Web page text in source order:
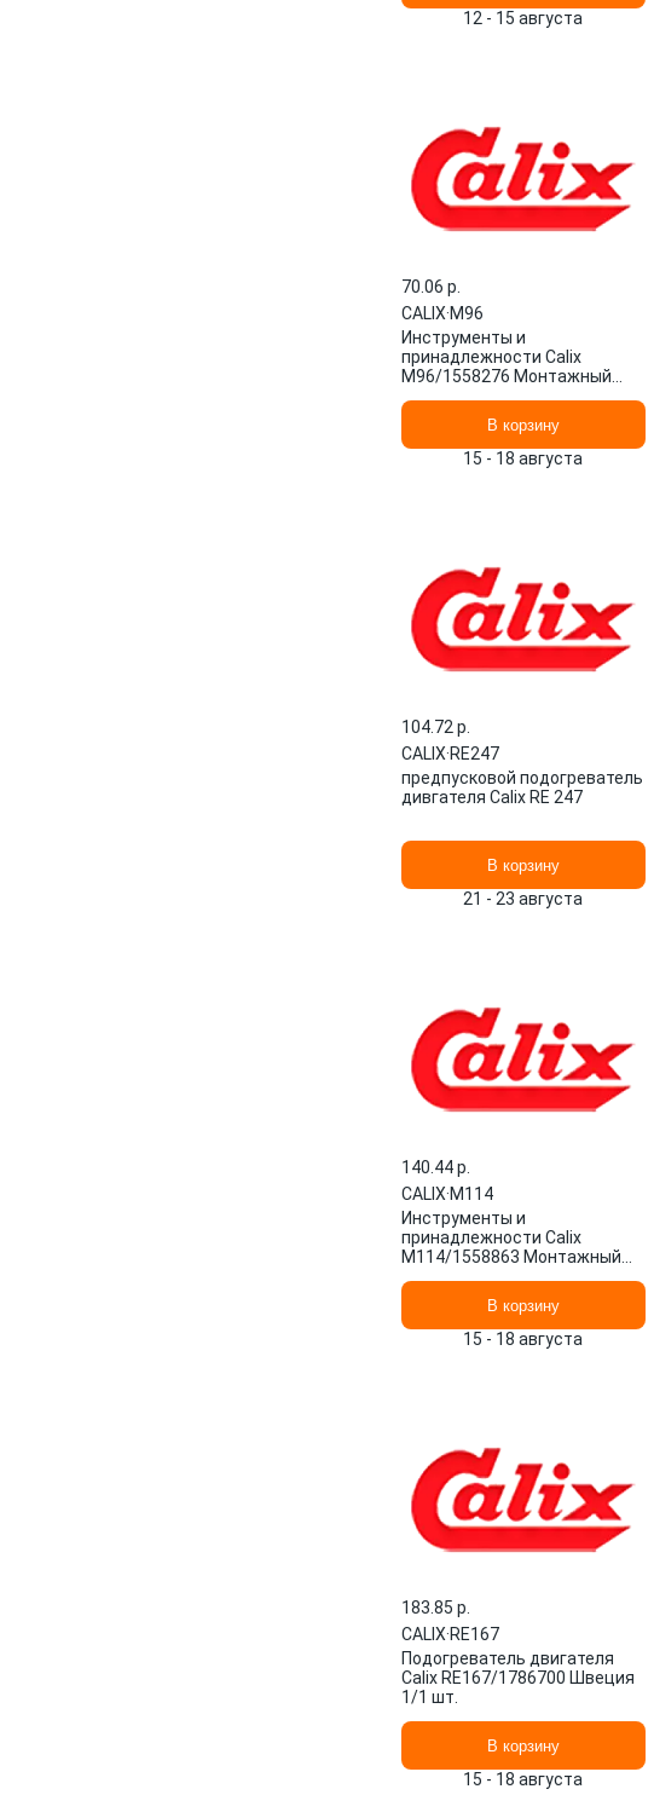
12 - 15 августа
70.06 p.
CALIX·M96
Инструменты и
принадлежности Calix
M96/1558276 Монтажный
В корзину
15 - 18 августа
104.72 p.
CALIX·RE247
предпусковой подогреватель
дивгателя Calix RE 247
В корзину
21 - 23 августа
140.44 p.
CALIX·M114
Инструменты и
принадлежности Calix
M114/1558863 Монтажный
В корзину
15 - 18 августа
183.85 p.
CALIX·RE167
Подогреватель двигателя
Calix RE167/1786700 Швеция
1/1 шт.
В корзину
15 - 18 августа